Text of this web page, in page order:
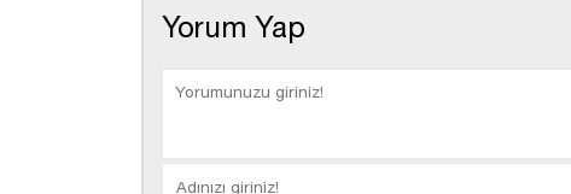
Yorum Yap